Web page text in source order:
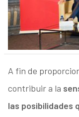
A fin de
contribuir a la
las posibilidades